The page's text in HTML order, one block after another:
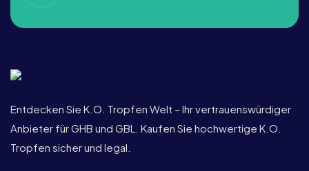
Entdecken Sie K.O. Tropfen Welt – Ihr vertrauenswürdiger
Anbieter für GHB und GBL. Kaufen Sie hochwertige K.O.
Tropfen sicher und legal.